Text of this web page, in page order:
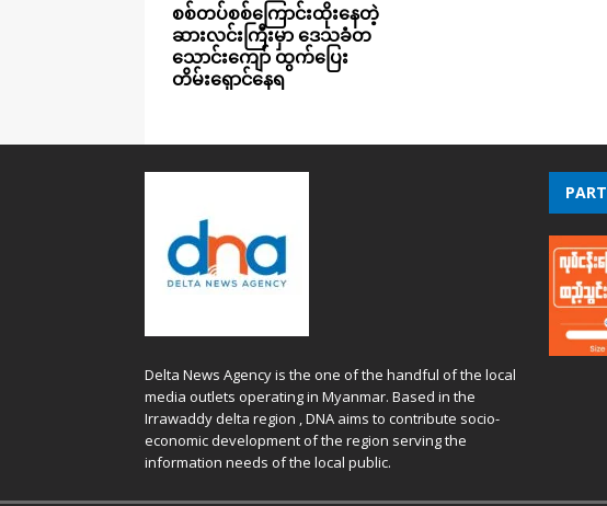
စစ်တပ်စစ်ကြောင်းထိုးနေတဲ့
ဆားလင်းကြီးမှာ ဒေသခံတ
သောင်းကျော် ထွက်ပြေး
တိမ်းရှောင်နေရ
Delta News Agency is the one of the handful of the local
media outlets operating in Myanmar. Based in the
Irrawaddy delta region , DNA aims to contribute socio-
economic development of the region serving the
information needs of the local public.